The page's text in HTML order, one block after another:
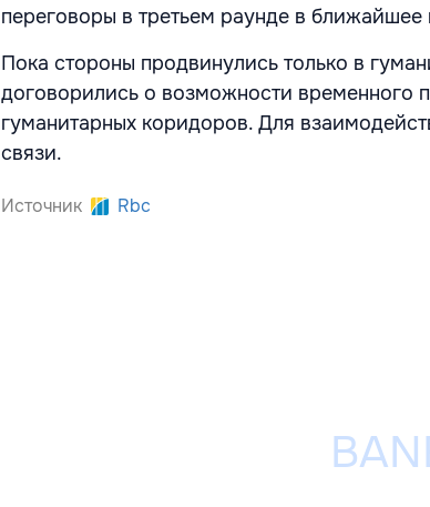
переговоры в третьем раунде в
Пока стороны продвинулись только в
договорились о возможности временного
гуманитарных коридоров. Для
связи.
Источник Rbc